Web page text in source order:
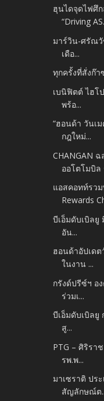
ฮุนไดจุดไฟศึ
“Driving
มาร์วิน-ศรัณวั
เดือ...
ทุกครั้งที่สั่งก๊า
เบนิฟิตต์ ไฮโ
พร้อ...
“ฮอนด้า วันเ
กฎใหม่...
CHANGAN
ออโตโมบิล
แอสคอทท์รว
Rewards
บีเอ็มดับเบิลยู
อัน...
ฮอนด้าอัปเด
ในงาน ...
กรังด์ปรีซ์ฯ อ
ร่วมเ...
บีเอ็มดับเบิลยู
สู...
PTG – ศิริรา
รพ.พ...
มาเซราติ ปร
สัญลักษณ์ต